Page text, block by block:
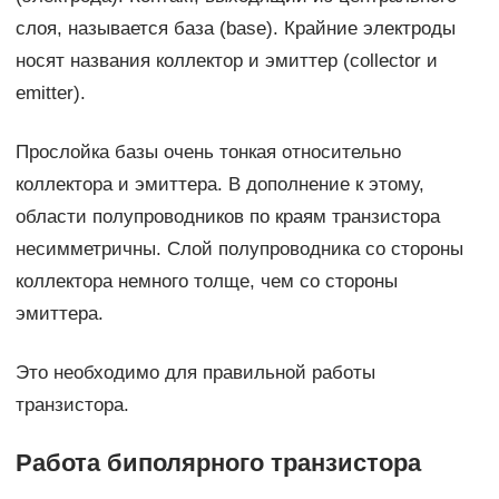
слоя, называется база (base). Крайние электроды
носят названия коллектор и эмиттер (collector и
emitter).
Прослойка базы очень тонкая относительно
коллектора и эмиттера. В дополнение к этому,
области полупроводников по краям транзистора
несимметричны. Слой полупроводника со стороны
коллектора немного толще, чем со стороны
эмиттера.
Это необходимо для правильной работы
транзистора.
Работа биполярного транзистора